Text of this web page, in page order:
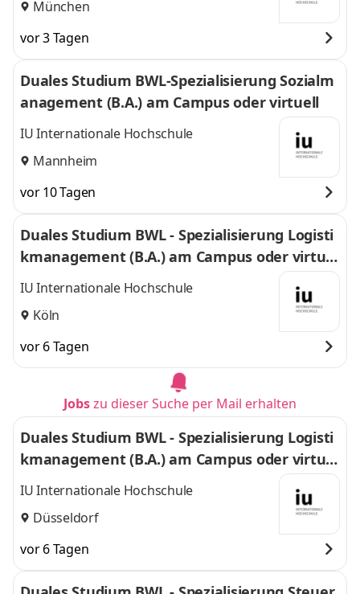
München
vor 3 Tagen
Duales Studium BWL-Spezialisierung Sozialm
anagement (B.A.) am Campus oder virtuell
IU Internationale Hochschule
Mannheim
vor 10 Tagen
Duales Studium BWL - Spezialisierung Logisti
kmanagement (B.A.) am Campus oder virtuel
l
IU Internationale Hochschule
Köln
vor 6 Tagen
Jobszu dieser Suche per Mail erhalten
Duales Studium BWL - Spezialisierung Logisti
kmanagement (B.A.) am Campus oder virtuel
l
IU Internationale Hochschule
Düsseldorf
vor 6 Tagen